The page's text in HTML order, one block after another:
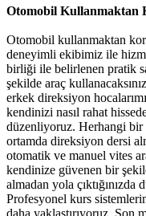
Otomobil Kullanmaktan
Otomobil kullanmaktan
deneyimli ekibimiz ile
birliği ile belirlenen pratik
şekilde araç
erkek direksiyon
kendinizi nasıl rahat
düzenliyoruz. Herhangi bir
ortamda direksiyon dersi
otomatik ve manuel vites
kendinize güvenen bir
almadan yola çıktığınızda
Profesyonel kurs
daha yaklaştırıyoruz. Son